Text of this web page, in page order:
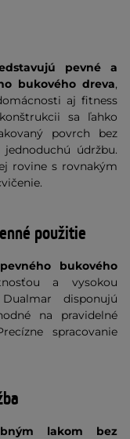
pevné a
bukového dreva,
aj fitness
sa ľahko
povrch bez
údržbu.
rovine s rovnakým
použitie
pevného bukového
a vysokou
disponujú
na pravidelné
spracovanie
lakom bez